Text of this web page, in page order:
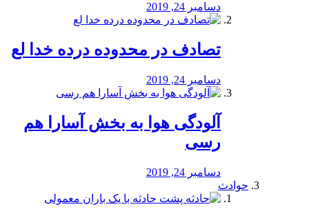
دسامبر 24, 2019
تصادف در محدوده درده خدا لع
دسامبر 24, 2019
آلودگی هوا به بخش آسارا هم
رسی
دسامبر 24, 2019
حوادث